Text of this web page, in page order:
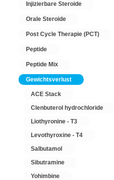
Injizierbare Steroide
Orale Steroide
Post Cycle Therapie (PCT)
Peptide
Peptide Mix
Gewichtsverlust
ACE Stack
Clenbuterol hydrochloride
Liothyronine - T3
Levothyroxine - T4
Salbutamol
Sibutramine
Yohimbine